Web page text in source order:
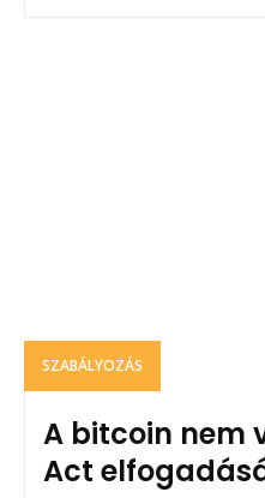
SZABÁLYOZÁS
A bitcoin nem
Act